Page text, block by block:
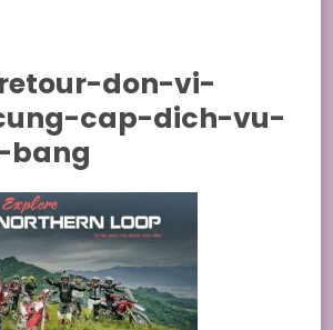
don-vi-
cap-dich-vu-
bang